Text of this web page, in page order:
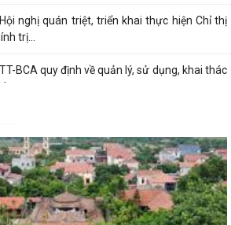
nghị quán triệt, triển khai thực hiện Chỉ thị
trị...
BCA quy định về quản lý, sử dụng, khai thác
UBND xã Cẩm Giang Về việc công khai danh
hành mới...
- Ủy ban MTTQ Việt Nam xã Cẩm Giang tổ
liệt sĩ...
phối hợp khám, phát hiện các bệnh về mắt